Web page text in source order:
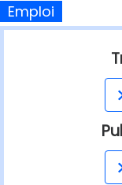
Emploi